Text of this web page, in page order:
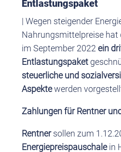
Entlastungspaket
| Wegen steigender
Nahrungsmittelpreise hat
im September 2022 ein
Entlastungspaket
steuerliche und
Aspektewerden
Zahlungen für Rentner
Rentnersollen zum
Energiepreispauschalein